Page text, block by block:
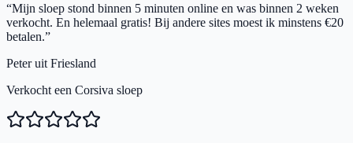
“Mijn sloep stond binnen 5 minuten online en was binnen 2 weken
verkocht. En helemaal gratis! Bij andere sites moest ik minstens €20
betalen.”
Peter uit Friesland
Verkocht een Corsiva sloep